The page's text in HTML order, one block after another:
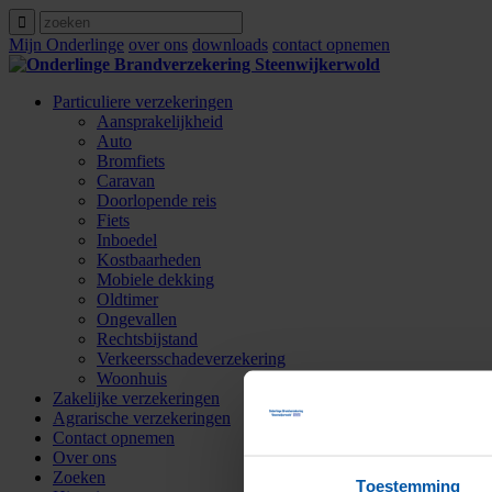
Toestemming
Mijn Onderlinge over ons downloads contact opnemen
Particuliere verzekeringen
Aansprakelijkheid
Auto
Bromfiets
Caravan
Doorlopende reis
Fiets
Inboedel
Kostbaarheden
Mobiele dekking
Oldtimer
Ongevallen
Rechtsbijstand
Verkeersschadeverzekering
Woonhuis
Zakelijke verzekeringen
Agrarische verzekeringen
Contact opnemen
Over ons
Zoeken